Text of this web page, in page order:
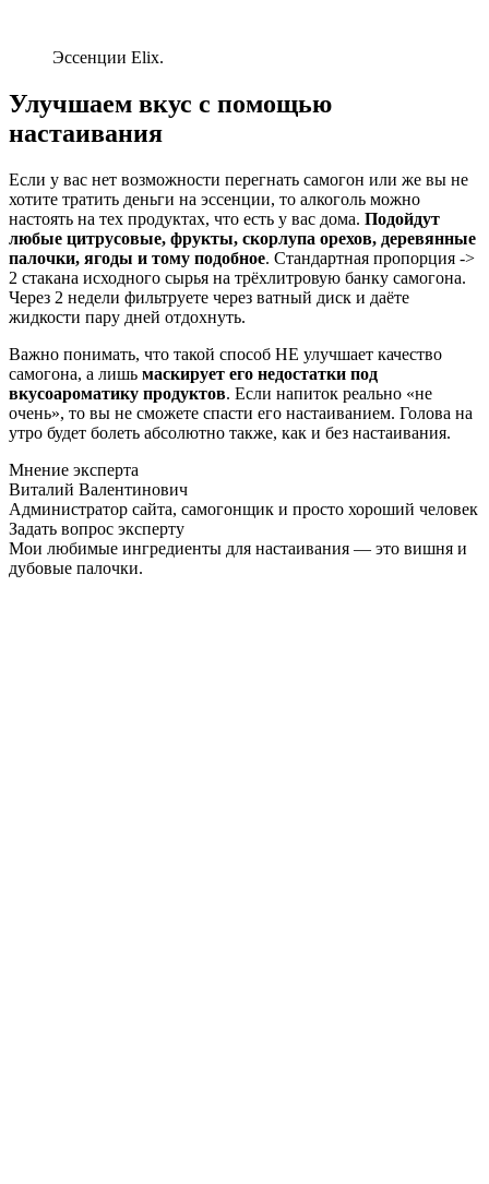
Эссенции Elix.
Улучшаем вкус с помощью
настаивания
Если у вас нет возможности перегнать самогон или же вы не
хотите тратить деньги на эссенции, то алкоголь можно
настоять на тех продуктах, что есть у вас дома. Подойдут
любые цитрусовые, фрукты, скорлупа орехов, деревянные
палочки, ягоды и тому подобное. Стандартная пропорция ->
2 стакана исходного сырья на трёхлитровую банку самогона.
Через 2 недели фильтруете через ватный диск и даёте
жидкости пару дней отдохнуть.
Важно понимать, что такой способ НЕ улучшает качество
самогона, а лишь маскирует его недостатки под
вкусоароматику продуктов. Если напиток реально «не
очень», то вы не сможете спасти его настаиванием. Голова на
утро будет болеть абсолютно также, как и без настаивания.
Мнение эксперта
Виталий Валентинович
Администратор сайта, самогонщик и просто хороший человек
Задать вопрос эксперту
Мои любимые ингредиенты для настаивания — это вишня и
дубовые палочки.